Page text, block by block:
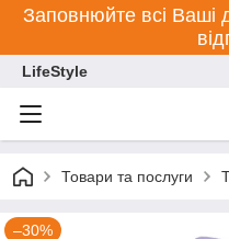
Заповнюйте всі Ваші
LifeStyle
Товари та послуги
–30%